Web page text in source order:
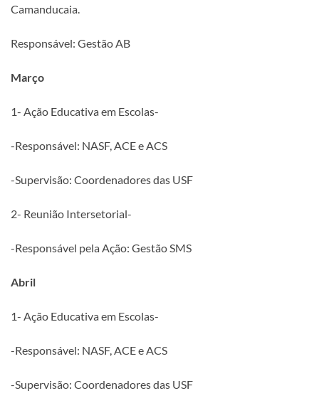
Camanducaia.
Responsável: Gestão AB
Março
1- Ação Educativa em Escolas-
-Responsável: NASF, ACE e ACS
-Supervisão: Coordenadores das USF
2- Reunião Intersetorial-
-Responsável pela Ação: Gestão SMS
Abril
1- Ação Educativa em Escolas-
-Responsável: NASF, ACE e ACS
-Supervisão: Coordenadores das USF